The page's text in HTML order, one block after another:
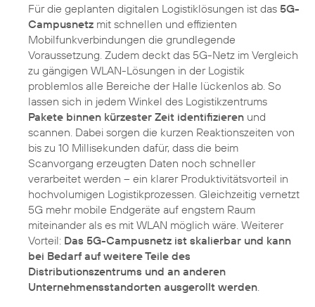
Für die geplanten digitalen Logistiklösungen ist das 5G-
Campusnetz mit schnellen und effizienten
Mobilfunkverbindungen die grundlegende
Voraussetzung. Zudem deckt das 5G-Netz im Vergleich
zu gängigen WLAN-Lösungen in der Logistik
problemlos alle Bereiche der Halle lückenlos ab. So
lassen sich in jedem Winkel des Logistikzentrums
Pakete binnen kürzester Zeit identifizieren und
scannen. Dabei sorgen die kurzen Reaktionszeiten von
bis zu 10 Millisekunden dafür, dass die beim
Scanvorgang erzeugten Daten noch schneller
verarbeitet werden – ein klarer Produktivitätsvorteil in
hochvolumigen Logistikprozessen. Gleichzeitig vernetzt
5G mehr mobile Endgeräte auf engstem Raum
miteinander als es mit WLAN möglich wäre. Weiterer
Vorteil: Das 5G-Campusnetz ist skalierbar und kann
bei Bedarf auf weitere Teile des
Distributionszentrums und an anderen
Unternehmensstandorten ausgerollt werden